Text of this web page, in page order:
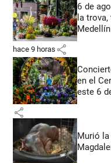
6 de
la
Medellín
hace 9 horas share
en el
este 6
share
Murió la